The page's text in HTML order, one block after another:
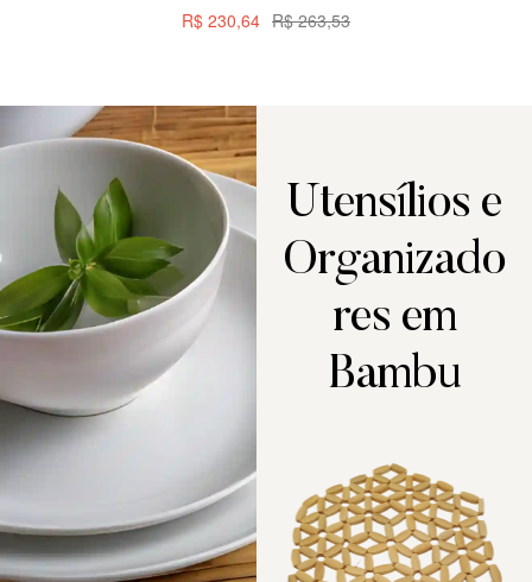
R$263,53
R$ 230,64
Utensílios e
Organizado
res em
Bambu